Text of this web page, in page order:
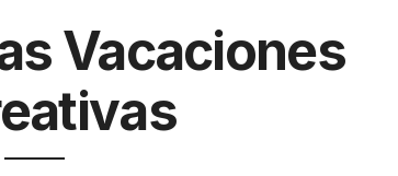
Vacaciones